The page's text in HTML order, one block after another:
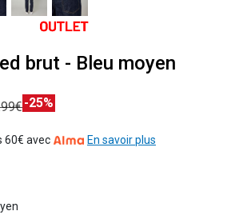
brut - Bleu moyen
-25%
60€ avec En savoir plus